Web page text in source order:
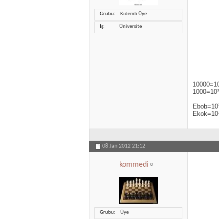
Grubu Kıdemli Üye
İş Üniversite
1000=10³
08 Jan 2012 21:12
kommedi
Grubu Üye